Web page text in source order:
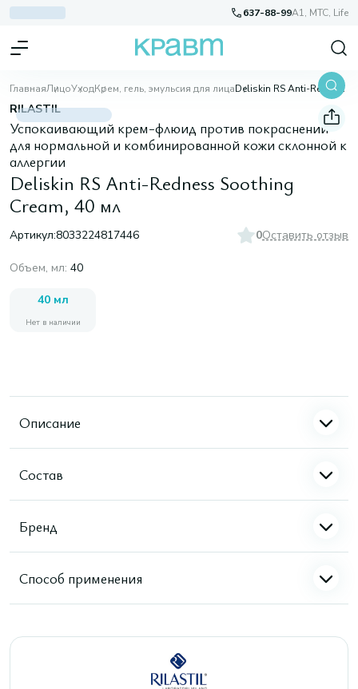
637-88-99A1, МТС, Life
ГлавнаяЛицоУходКрем, гель, эмульсия для лица Deliskin RS Anti-Redness Soothing Cream, 40 мл
RILASTIL
Успокаивающий крем-флюид против покраснений
для нормальной и комбинированной кожи склонной к
аллергии
Deliskin RS Anti-Redness Soothing
Cream, 40 мл
Артикул:8033224817446 0Оставить отзыв
Объем, мл: 40
40 мл
Нет в наличии
Описание
Состав
Бренд
Способ применения